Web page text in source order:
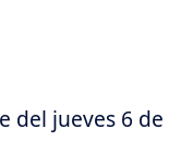
del jueves 6 de